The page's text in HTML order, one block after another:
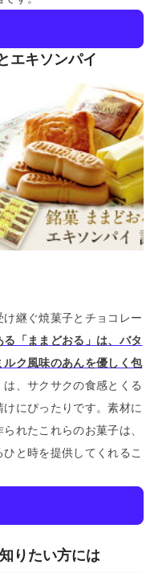
エキソンパイ
継ぐ焼菓子とチョコレー
「ままどおる」は、バタ
ク風味のあんを優しく包
、サクサクの食感とくる
にぴったりです。素材に
れたこれらのお菓子は、
と時を提供してくれるこ
りたい方には